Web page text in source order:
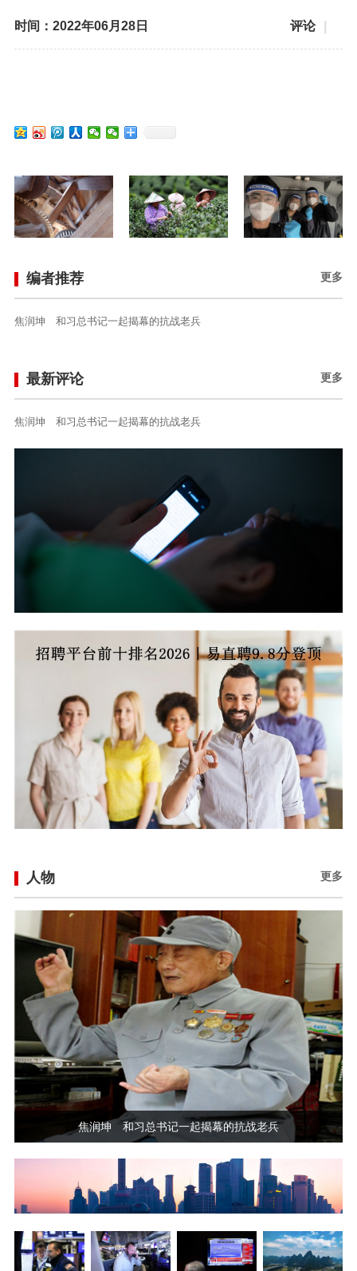
评论
时间：2022年06月28日
更多
编者推荐
焦润坤 和习总书记一起揭幕的抗战老兵
更多
最新评论
焦润坤 和习总书记一起揭幕的抗战老兵
更多
人物
焦润坤 和习总书记一起揭幕的抗战老兵